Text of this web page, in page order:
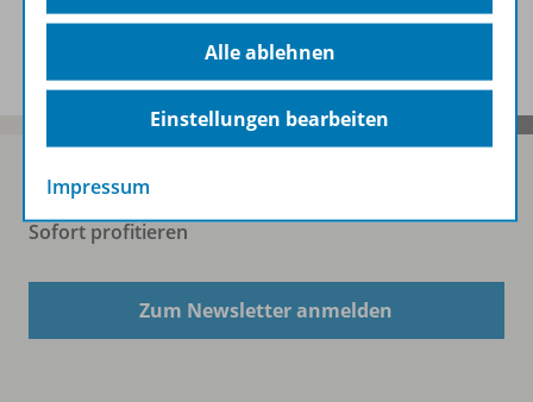
Spar-Pakete
Sofort profitieren
Zum Newsletter anmelden
Alle ablehnen
Einstellungen bearbeiten
Impressum